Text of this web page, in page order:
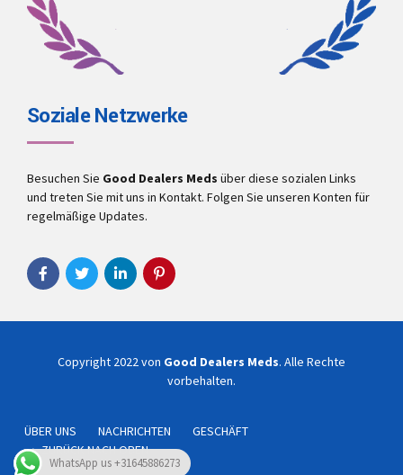
Soziale Netzwerke
Besuchen Sie Good Dealers Meds über diese sozialen Links
und treten Sie mit uns in Kontakt. Folgen Sie unseren Konten für
regelmäßige Updates.
Copyright 2022 von Good Dealers Meds. Alle Rechte
vorbehalten.
ÜBER UNS NACHRICHTEN
GESCHÄFT
ZURÜCK NACH OBEN
WhatsApp us +31645886273